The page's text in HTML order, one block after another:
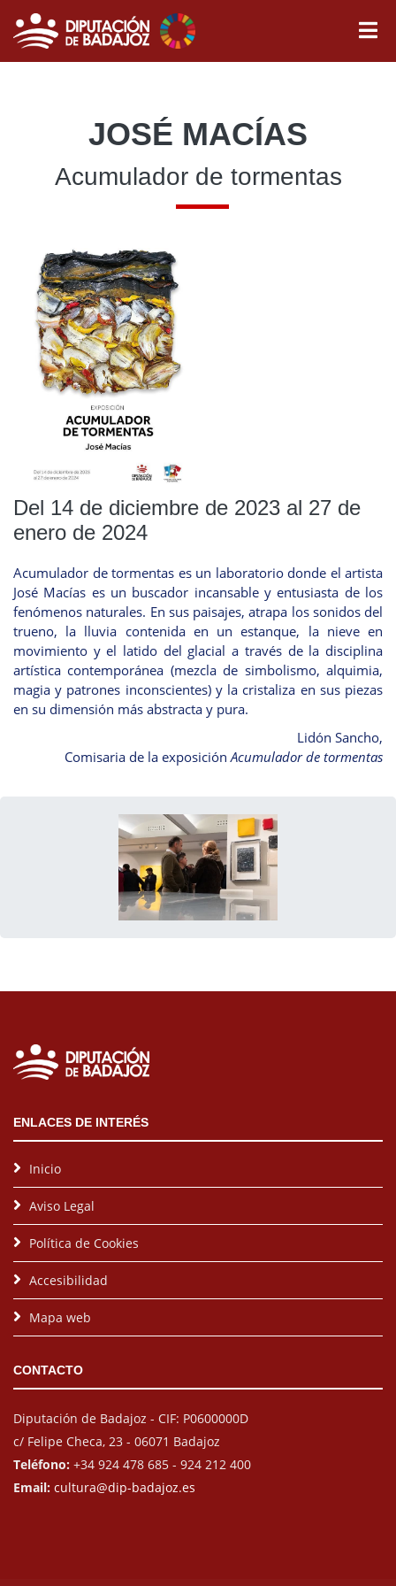
JOSÉ MACÍAS
Acumulador de tormentas
Del 14 de diciembre de 2023 al 27 de
enero de 2024
Acumulador de tormentas es un laboratorio donde el artista
José Macías es un buscador incansable y entusiasta de los
fenómenos naturales. En sus paisajes, atrapa los sonidos del
trueno, la lluvia contenida en un estanque, la nieve en
movimiento y el latido del glacial a través de la disciplina
artística contemporánea (mezcla de simbolismo, alquimia,
magia y patrones inconscientes) y la cristaliza en sus piezas
en su dimensión más abstracta y pura.
Lidón Sancho,
Comisaria de la exposiciónAcumulador de tormentas
ENLACES DE INTERÉS
Inicio
Aviso Legal
Política de Cookies
Accesibilidad
Mapa web
CONTACTO
Diputación de Badajoz - CIF: P0600000D
c/ Felipe Checa, 23 - 06071 Badajoz
Teléfono: +34 924 478 685 - 924 212 400
Email: cultura@dip-badajoz.es